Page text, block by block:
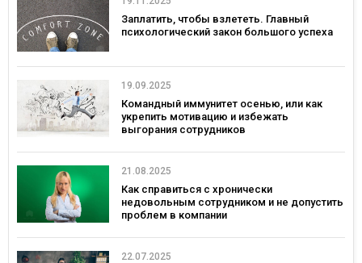
Заплатить, чтобы взлететь. Главный
психологический закон большого успеха
19.09.2025
Командный иммунитет осенью, или как
укрепить мотивацию и избежать
выгорания сотрудников
21.08.2025
Как справиться с хронически
недовольным сотрудником и не допустить
проблем в компании
22.07.2025